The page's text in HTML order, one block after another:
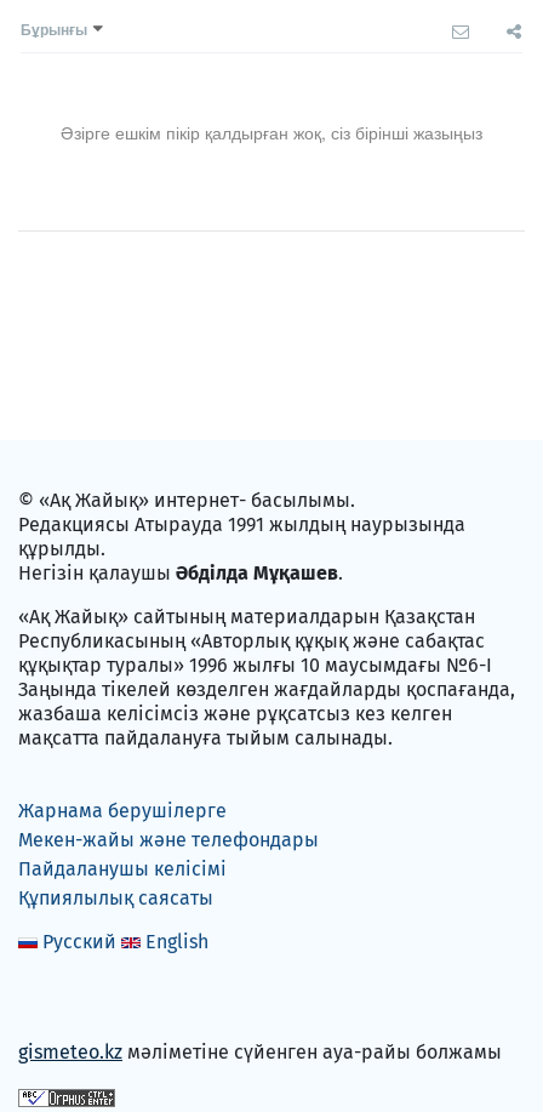
Бұрынғы
Әзірге ешкім пікір қалдырған жоқ, сіз бірінші жазыңыз
© «Ақ Жайық» интернет- басылымы.
Редакциясы Атырауда 1991 жылдың наурызында
құрылды.
Негізін қалаушы Әбділда Мұқашев.
«Ақ Жайық» сайтының материалдарын Қазақстан
Республикасының «Авторлық құқық және сабақтас
құқықтар туралы» 1996 жылғы 10 маусымдағы №6-I
Заңында тікелей көзделген жағдайларды қоспағанда,
жазбаша келісімсіз және рұқсатсыз кез келген
мақсатта пайдалануға тыйым салынады.
Жарнама берушілерге
Мекен-жайы және телефондары
Пайдаланушы келісімі
Құпиялылық саясаты
Русский
English
gismeteo.kz мәліметіне сүйенген ауа-райы болжамы